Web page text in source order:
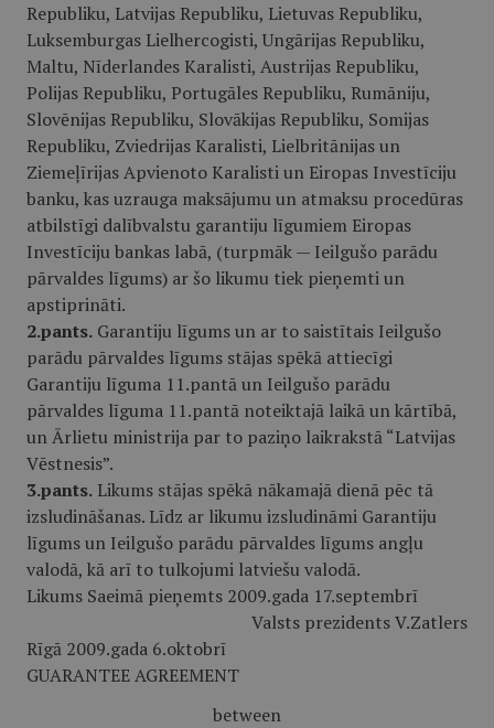
Republiku, Latvijas Republiku, Lietuvas Republiku,
Luksemburgas Lielhercogisti, Ungārijas Republiku,
Maltu, Nīderlandes Karalisti, Austrijas Republiku,
Polijas Republiku, Portugāles Republiku, Rumāniju,
Slovēnijas Republiku, Slovākijas Republiku, Somijas
Republiku, Zviedrijas Karalisti, Lielbritānijas un
Ziemeļīrijas Apvienoto Karalisti un Eiropas Investīciju
banku, kas uzrauga maksājumu un atmaksu procedūras
atbilstīgi dalībvalstu garantiju līgumiem Eiropas
Investīciju bankas labā, (turpmāk — Ieilgušo parādu
pārvaldes līgums) ar šo likumu tiek pieņemti un
apstiprināti.
2.pants. Garantiju līgums un ar to sais­tītais Ieilgušo
parādu pārvaldes līgums stājas spēkā attiecīgi
Garantiju līguma 11.pantā un Ieilgušo parādu
pārvaldes līguma 11.pantā noteiktajā laikā un kārtībā,
un Ārlietu ministrija par to paziņo laikrakstā “Latvijas
Vēstnesis”.
3.pants. Likums stājas spēkā nākamajā dienā pēc tā
izsludināšanas. Līdz ar likumu izsludināmi Garantiju
līgums un Ieilgušo parādu pārvaldes līgums angļu
valodā, kā arī to tulkojumi latviešu valodā.
Likums Saeimā pieņemts 2009.gada 17.septembrī
Valsts prezidents V.Zatlers
Rīgā 2009.gada 6.oktobrī
GUARANTEE AGREEMENT
between